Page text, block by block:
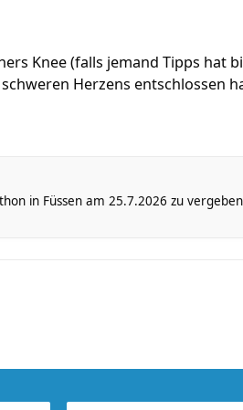
Knee (falls jemand Tipps hat
Herzens entschlossen
in Füssen am 25.7.2026 zu vergeben